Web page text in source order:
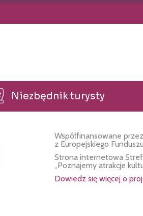
Niezbędnik turysty
Współfinansowane
z Europejskiego
Strona internetowa
„Poznajemy atrakcje
Dowiedz się więcej o